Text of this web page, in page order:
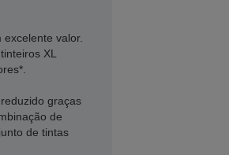
valor.
XL
graças
de
de tintas